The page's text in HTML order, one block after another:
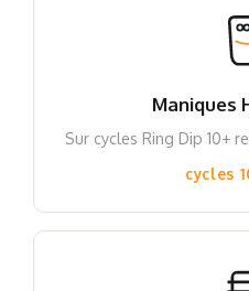
Maniques
Sur cycles Ring Dip 10+
cycles